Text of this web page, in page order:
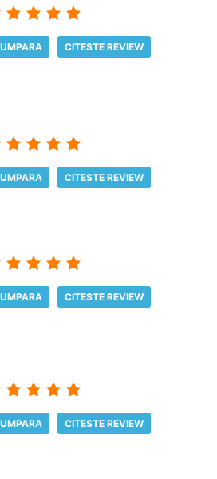
CITESTE REVIEW
CITESTE REVIEW
CITESTE REVIEW
CITESTE REVIEW